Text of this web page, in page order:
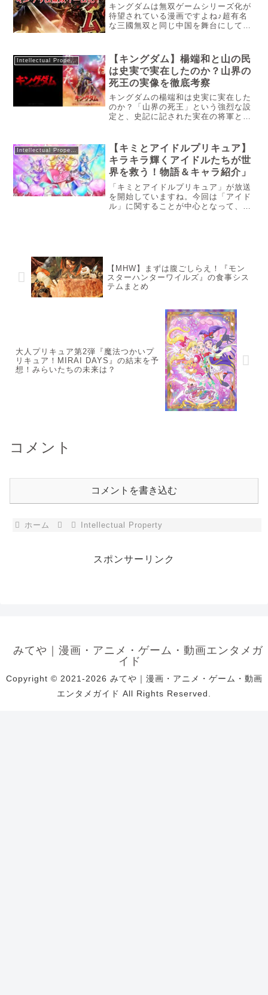
キングダムは無双ゲームシリーズ化が
待望されている漫画ですよね♪超有名
な三國無双と同じ中国を舞台にしてお
ズを出しているコーエイ公式の情報を
今か今かと楽しみにしているファン
の...
Intellectual Property
【キングダム】楊端和と山の民
は史実で実在したのか？山界の
死王の実像を徹底考察
キングダムの楊端和は史実に実在した
のか？「山界の死王」という強烈な設
定と、史記に記された実在の将軍とし
く驚異の解釈を深掘り考察します。
「血の気が多いな、山の民は」そんな
セリ...
Intellectual Property
【キミとアイドルプリキュア】
キラキラ輝くアイドルたちが世
界を救う！物語＆キャラ紹介」
「キミとアイドルプリキュア」が放送
を開始していますね。今回は「アイド
ル」に関することが中心となって、ど
より楽しいものになりますよ！それで
は、基礎知識の部分から見ていきまし
ょう！
【MHW】まずは腹ごしらえ！『モン
スターハンターワイルズ』の食事シス
テムまとめ
大人プリキュア第2弾『魔法つかいプ
リキュア！MIRAI DAYS』の結末を予
想！みらいたちの未来は？
コメント
コメントを書き込む
ホーム Intellectual Property
スポンサーリンク
みてや｜漫画・アニメ・ゲーム・動画エンタメガ
イド
Copyright © 2021-2026 みてや｜漫画・アニメ・ゲーム・動画
エンタメガイド All Rights Reserved.